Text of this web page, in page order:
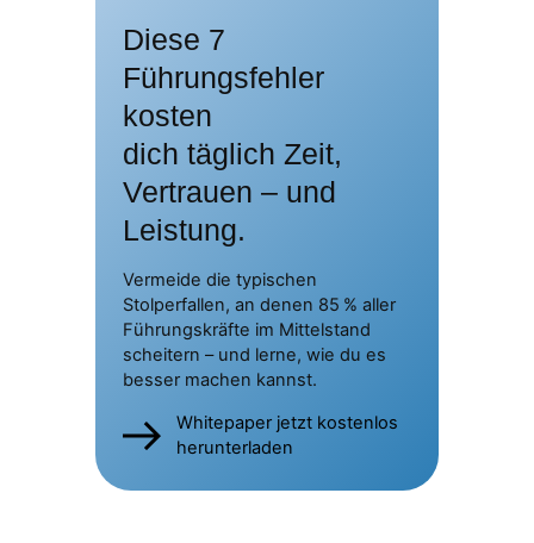
Diese 7
Führungsfehler
kosten
dich täglich Zeit,
Vertrauen – und
Leistung.
Vermeide die typischen
Stolperfallen, an denen 85 % aller
Führungskräfte im Mittelstand
scheitern – und lerne, wie du es
besser machen kannst.
Whitepaper jetzt kostenlos
herunterladen